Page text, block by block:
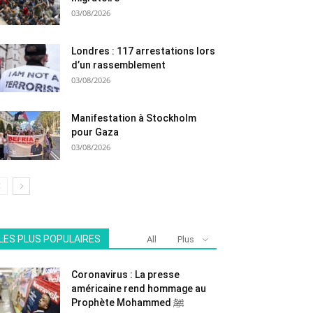
03/08/2026
Londres : 117 arrestations lors
d’un rassemblement
03/08/2026
Manifestation à Stockholm
pour Gaza
03/08/2026
PLUS POPULAIRES All Plus
Coronavirus : La presse
américaine rend hommage au
Prophète Mohammed ﷺ